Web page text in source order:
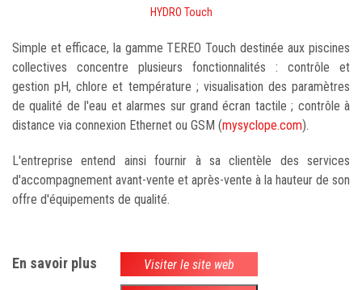
HYDRO Touch
Simple et efficace, la gamme TEREO Touch destinée aux piscines
collectives concentre plusieurs fonctionnalités : contrôle et
gestion pH, chlore et température ; visualisation des paramètres
de qualité de l'eau et alarmes sur grand écran tactile ; contrôle à
distance via connexion Ethernet ou GSM (mysyclope.com).
L'entreprise entend ainsi fournir à sa clientèle des services
d'accompagnement avant-vente et après-vente à la hauteur de son
offre d'équipements de qualité.
En savoir plus Visiter le site web